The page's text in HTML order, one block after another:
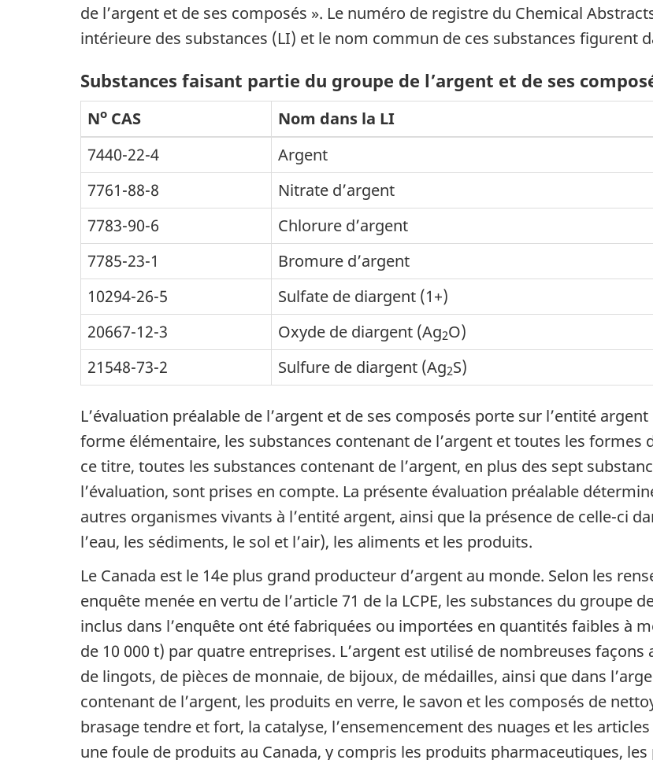
de l’argent et de ses composés ». Le numéro de registre du Chemical
intérieure des substances (LI) et le nom commun de ces substances figurent
Substances faisant partie du groupe de l’argent et de ses
No CAS Nom dans la LI
7440-22-4
Argent
7761-88-8
Nitrate d’argent
7783-90-6
Chlorure d’argent
7785-23-1
Bromure d’argent
10294-26-5
Sulfate de diargent (1+)
20667-12-3
Oxyde de diargent (Ag2O)
21548-73-2
Sulfure de diargent (Ag2S)
L’évaluation préalable de l’argent et de ses composés porte sur l’entité
forme élémentaire, les substances contenant de l’argent et toutes les formes
ce titre, toutes les substances contenant de l’argent, en plus des sept
l’évaluation, sont prises en compte. La présente évaluation préalable
autres organismes vivants à l’entité argent, ainsi que la présence de celle-ci
l’eau, les sédiments, le sol et l’air), les aliments et les produits.
Le Canada est le 14e plus grand producteur d’argent au monde. Selon les
enquête menée en vertu de l’article 71 de la LCPE, les substances du groupe
inclus dans l’enquête ont été fabriquées ou importées en quantités faibles à
de 10 000 t) par quatre entreprises. L’argent est utilisé de nombreuses
de lingots, de pièces de monnaie, de bijoux, de médailles, ainsi que dans
contenant de l’argent, les produits en verre, le savon et les composés de
brasage tendre et fort, la catalyse, l’ensemencement des nuages et les
une foule de produits au Canada, y compris les produits pharmaceutiques,